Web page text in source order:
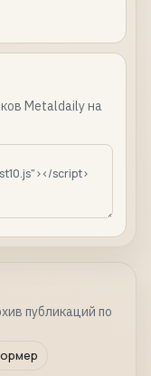
Metaldaily на
публикаций по